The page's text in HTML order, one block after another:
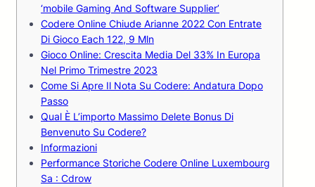
‘mobile Gaming And Software Supplier’
Codere Online Chiude Arianne 2022 Con Entrate
Di Gioco Each 122, 9 Mln
Gioco Online: Crescita Media Del 33% In Europa
Nel Primo Trimestre 2023
Come Si Apre Il Nota Su Codere: Andatura Dopo
Passo
Qual È L’importo Massimo Delete Bonus Di
Benvenuto Su Codere?
Informazioni
Performance Storiche Codere Online Luxembourg
Sa : Cdrow